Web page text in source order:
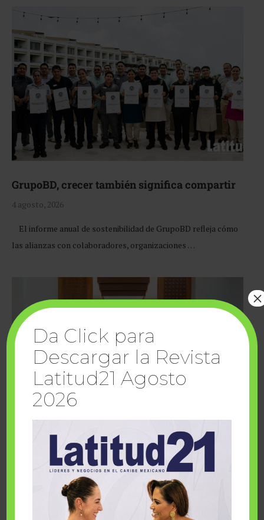
GrupoBD, crecer también significa compartir
4 agosto, 2026
El informe anual de sostenibilidad de GrupoBD refleja cómo
las alianzas con colaboradores, organizaciones …
Cuando la solidaridad inspira; cumplen
sueños Fairmont Mayakoba y Make-A-Wish
Da Click para
Descargar la Revista
Latitud21 Agosto
2026
×